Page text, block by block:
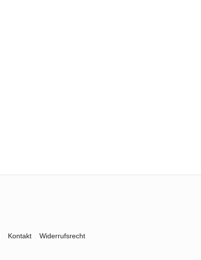
Kontakt Widerrufsrecht